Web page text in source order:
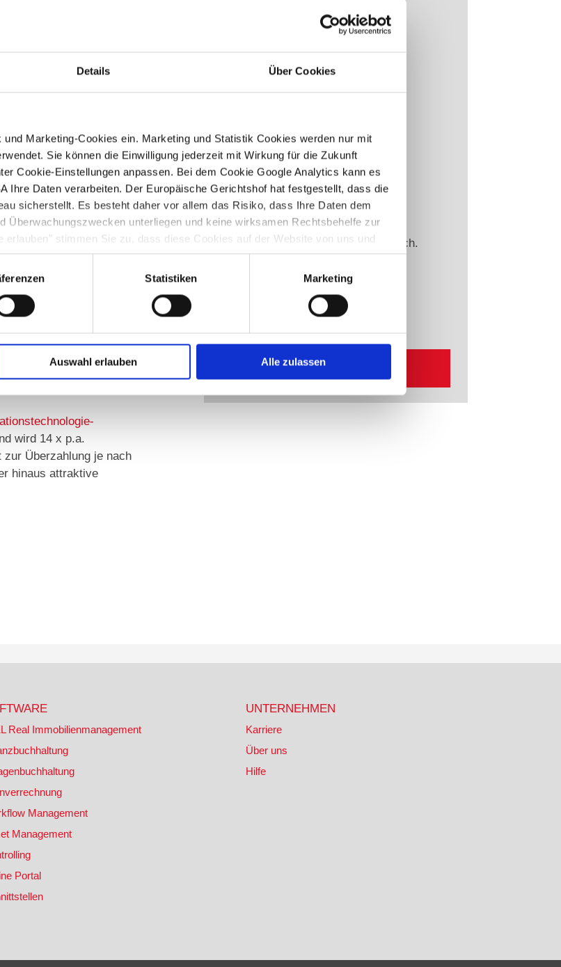
Details Über Cookies
Marketing-Cookies ein. Marketing und Statistik Cookies werden nur mit
Sie können die Einwilligung jederzeit mit Wirkung für die Zukunft
Cookie-Einstellungen anpassen. Bei dem Cookie Google Analytics kann es
Ihre Daten verarbeiten. Der Europäische Gerichtshof hat festgestellt, dass die
sicherstellt. Es besteht daher vor allem das Risiko, dass Ihre Daten dem
Überwachungszwecken unterliegen und keine wirksamen Rechtsbehelfe zur
erlauben" stimmen Sie zu, dass diese Cookies auf der Website von uns und
verwendet werden dürfen.
bearbeiten und entscheiden, ob Statistik bzw Marketing Cookies
Sie entscheiden, ob Sie ihre Einwilligung für eine US-Datenverarbeitung
die Cookies aktiviert. Nähere Informationen finden Sie in
Statistiken Marketing
Auswahl erlauben Alle zulassen
zu entwickeln und das
zu erweitern
Verantwortung
von Unternehmen
und
wird 14 x p.a.
Überzahlung je nach
hinaus attraktive
Bitte laden Sie Ihren Lebenslauf hoch.
Real Immobilienmanagement
Management
Management
Portal
UNTERNEHMEN
Karriere
Über uns
Hilfe